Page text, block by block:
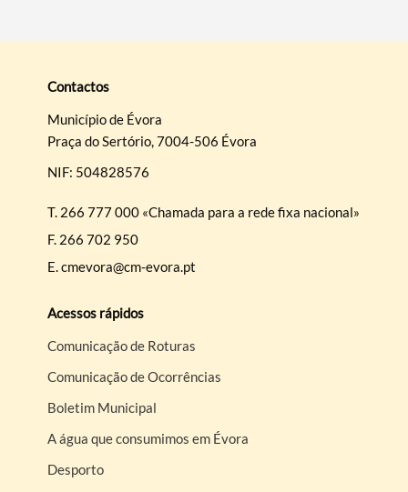
Contactos
Município de Évora
Praça do Sertório, 7004-506 Évora
NIF: 504828576
T. 266 777 000 «Chamada para a rede fixa nacional»
F. 266 702 950
E.cmevora@cm-evora.pt
Acessos rápidos
Comunicação de Roturas
Comunicação de Ocorrências
Boletim Municipal
A água que consumimos em Évora
Desporto